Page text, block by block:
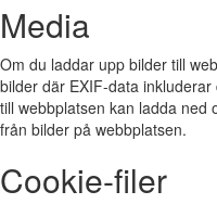
Media
Om du laddar upp bilder till
bilder där EXIF-data
till webbplatsen kan ladda ned
från bilder på webbplatsen.
Cookie-filer